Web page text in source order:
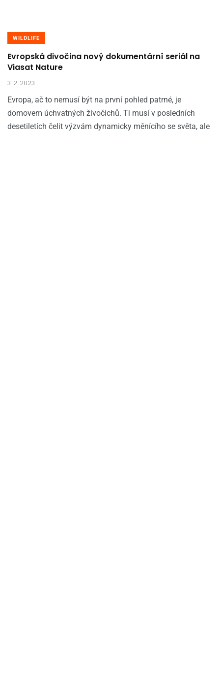
WILDLIFE
Evropská divočina nový dokumentární seriál na
Viasat Nature
3. 2. 2023
Evropa, ač to nemusí být na první pohled patrné, je
domovem úchvatných živočichů. Ti musí v posledních
desetiletích čelit výzvám dynamicky měnícího se světa, ale